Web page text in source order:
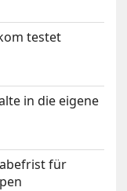
testet
in die eigene
für